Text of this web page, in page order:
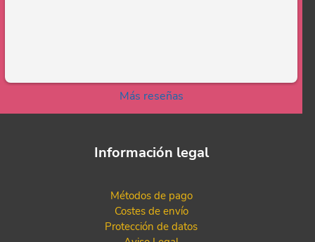
Más reseñas
Información legal
Métodos de pago
Costes de envío
Protección de datos